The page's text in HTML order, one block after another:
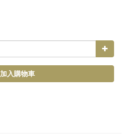
加入購物車